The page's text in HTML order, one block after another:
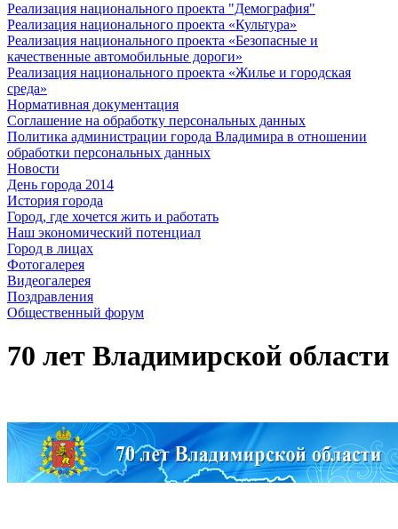
Реализация национального проекта "Демография"
Реализация национального проекта «Культура»
Реализация национального проекта «Безопасные и
качественные автомобильные дороги»
Реализация национального проекта «Жилье и городская
среда»
Нормативная документация
Соглашение на обработку персональных данных
Политика администрации города Владимира в отношении
обработки персональных данных
Новости
День города 2014
История города
Город, где хочется жить и работать
Наш экономический потенциал
Город в лицах
Фотогалерея
Видеогалерея
Поздравления
Общественный форум
70 лет Владимирской области